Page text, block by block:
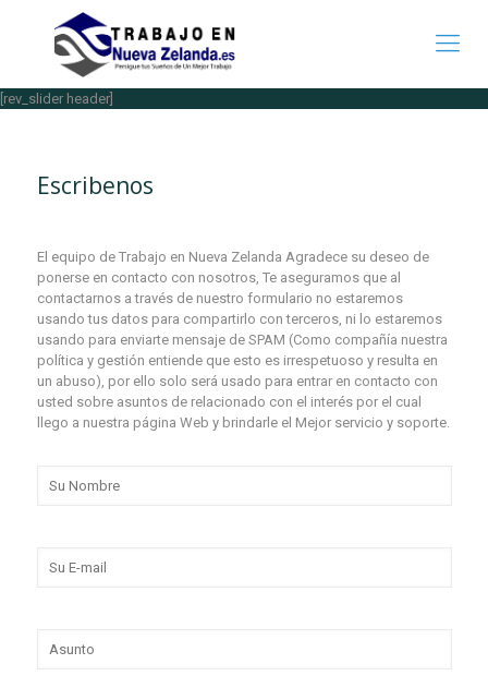
[rev_slider header]
Escribenos
El equipo de Trabajo en Nueva Zelanda Agradece su deseo de
ponerse en contacto con nosotros, Te aseguramos que al
contactarnos a través de nuestro formulario no estaremos
usando tus datos para compartirlo con terceros, ni lo estaremos
usando para enviarte mensaje de SPAM (Como compañía nuestra
política y gestión entiende que esto es irrespetuoso y resulta en
un abuso), por ello solo será usado para entrar en contacto con
usted sobre asuntos de relacionado con el interés por el cual
llego a nuestra página Web y brindarle el Mejor servicio y soporte.